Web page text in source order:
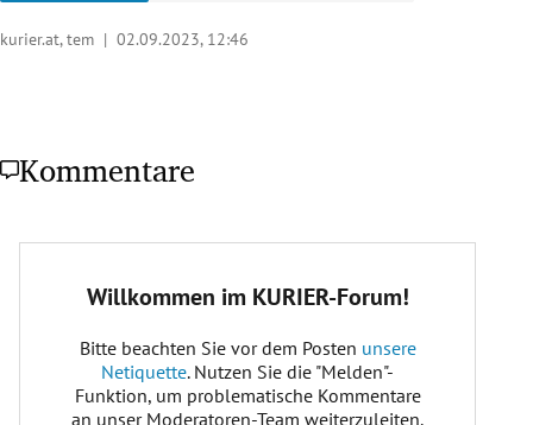
kurier.at, tem | 02.09.2023, 12:46
Kommentare